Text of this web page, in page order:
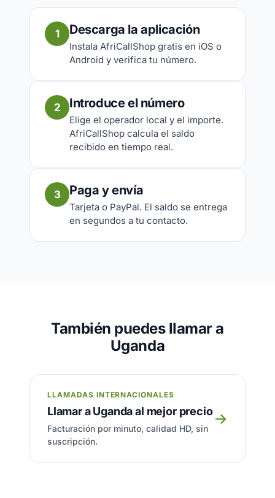
1 Descarga la aplicación
Instala AfriCallShop gratis en iOS o
Android y verifica tu número.
2 Introduce el número
Elige el operador local y el importe.
AfriCallShop calcula el saldo
recibido en tiempo real.
3 Paga y envía
Tarjeta o PayPal. El saldo se entrega
en segundos a tu contacto.
También puedes llamar a
Uganda
LLAMADAS INTERNACIONALES
Llamar a Uganda al mejor precio
Facturación por minuto, calidad HD, sin
suscripción.
→